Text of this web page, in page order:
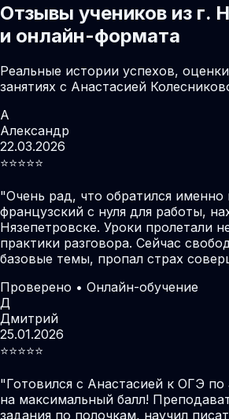
Отзывы учеников из г.
и онлайн-формата
Реальные истории успехов,
занятиях с Анастасией
А
Александр
22.03.2026
⭐️⭐️⭐️⭐️⭐️
"Очень рад, что обратился именно
французский с нуля для работы,
Нязепетровске. Уроки пролетали
практики разговора. Сейчас
базовые темы, пропал страх
Проверено • Онлайн-обучение
Д
Дмитрий
25.01.2026
⭐️⭐️⭐️⭐️⭐️
"Готовился с Анастасией к ОГЭ по
на максимальный балл!
задания по полочкам, научил